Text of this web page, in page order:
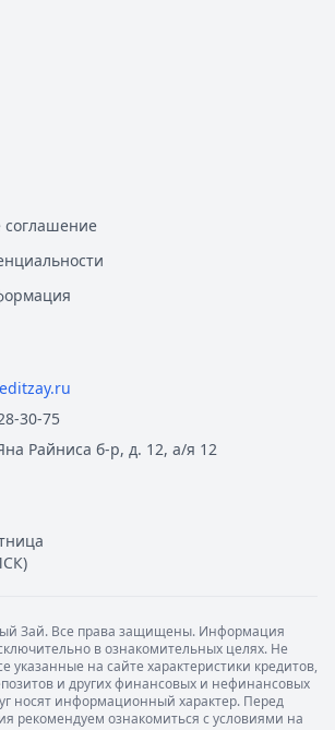
соглашение
30-75
Райниса б-р, д. 12, а/я 12
Зай. Все права защищены. Информация
в ознакомительных целях. Не
указанные на сайте характеристики кредитов,
и других финансовых и нефинансовых
носят информационный характер. Перед
рекомендуем ознакомиться с условиями на